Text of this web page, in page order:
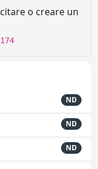
o creare un
ND
ND
ND